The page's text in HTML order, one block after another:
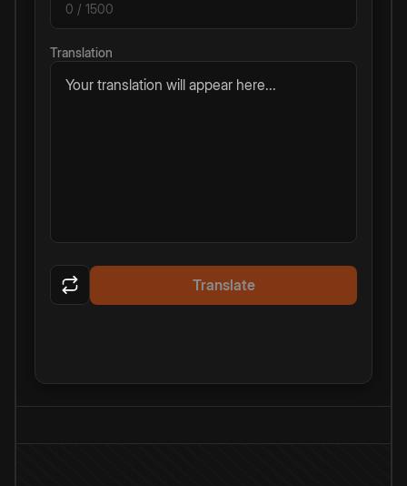
0 / 1500
Translation
Your translation will appear here...
Translate